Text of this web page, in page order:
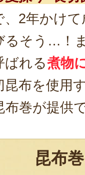
、2年かけ
るそう…！
ばれる煮物
昆布を使用
巻が提供
昆布